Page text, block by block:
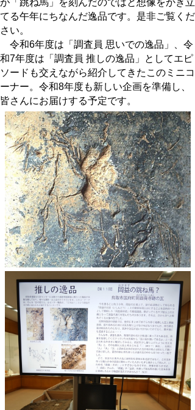
が「跳ね馬」を刻んだのではと想像をかき立
てる午年にちなんだ逸品です。是非ご覧くだ
さい。
令和6年度は「調査員 思いでの逸品」、令
和7年度は「調査員 推しの逸品」としてエピ
ソードも交えながら紹介してきたこのミニコ
ーナー。令和8年度も新しい企画を準備し、
皆さんにお届けする予定です。